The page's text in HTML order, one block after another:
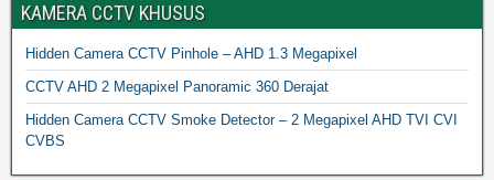
KAMERA CCTV KHUSUS
Hidden Camera CCTV Pinhole – AHD 1.3 Megapixel
CCTV AHD 2 Megapixel Panoramic 360 Derajat
Hidden Camera CCTV Smoke Detector – 2 Megapixel AHD TVI CVI
CVBS